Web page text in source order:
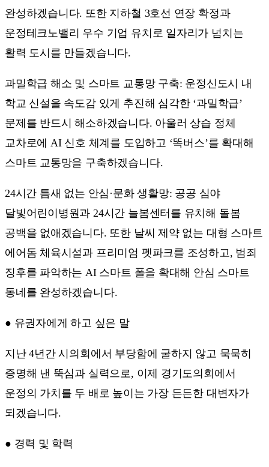
완성하겠습니다. 또한 지하철 3호선 연장 확정과
운정테크노밸리 우수 기업 유치로 일자리가 넘치는
활력 도시를 만들겠습니다.
과밀학급 해소 및 스마트 교통망 구축: 운정신도시 내
학교 신설을 속도감 있게 추진해 심각한 ‘과밀학급’
문제를 반드시 해소하겠습니다. 아울러 상습 정체
교차로에 AI 신호 체계를 도입하고 ‘똑버스’를 확대해
스마트 교통망을 구축하겠습니다.
24시간 틈새 없는 안심·문화 생활망: 공공 심야
달빛어린이병원과 24시간 늘봄센터를 유치해 돌봄
공백을 없애겠습니다. 또한 날씨 제약 없는 대형 스마트
에어돔 체육시설과 프리미엄 펫파크를 조성하고, 범죄
징후를 파악하는 AI 스마트 폴을 확대해 안심 스마트
동네를 완성하겠습니다.
● 유권자에게 하고 싶은 말
지난 4년간 시의회에서 부당함에 굴하지 않고 묵묵히
증명해 낸 뚝심과 실력으로, 이제 경기도의회에서
운정의 가치를 두 배로 높이는 가장 든든한 대변자가
되겠습니다.
● 경력 및 학력